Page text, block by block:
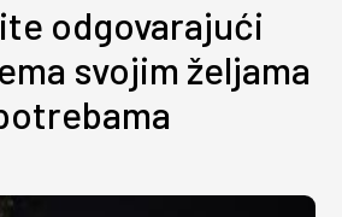
odgovarajući
svojim željama